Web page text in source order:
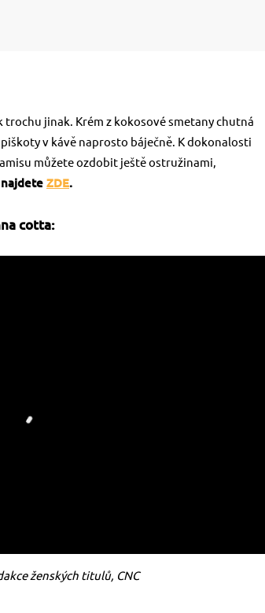
jinak. Krém z kokosové smetany chutná
v kávě naprosto báječně. K dokonalosti
můžete ozdobit ještě ostružinami,
ZDE.
cotta:
ženských titulů, CNC